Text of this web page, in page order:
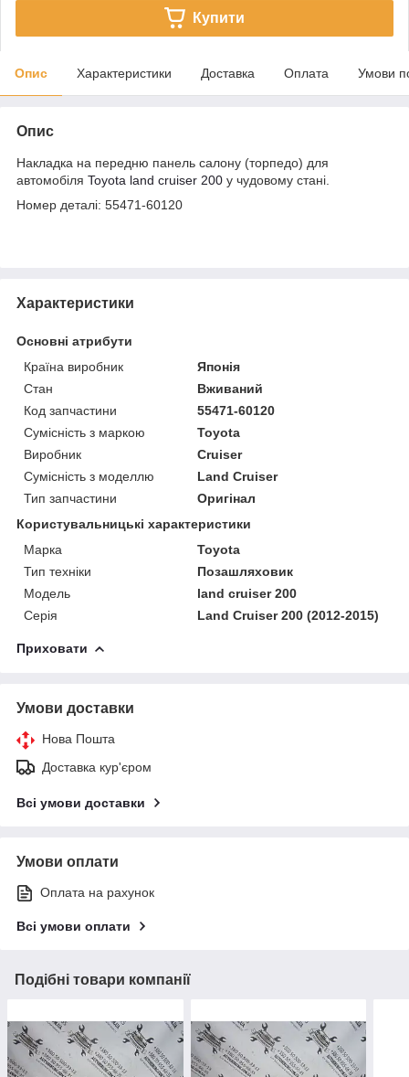
Купити
Опис Характеристики Доставка Оплата Умови
Опис
Накладка на передню панель салону (торпедо) для
автомобіля Toyota land cruiser 200 у чудовому стані.
Номер деталі: 55471-60120
Характеристики
Основні атрибути
Країна виробник
Японія
Стан
Вживаний
Код запчастини
55471-60120
Сумісність з маркою
Toyota
Виробник
Cruiser
Сумісність з моделлю
Land Cruiser
Тип запчастини
Оригінал
Користувальницькі характеристики
Марка
Toyota
Тип техніки
Позашляховик
Модель
land cruiser 200
Серія
Land Cruiser 200 (2012-2015)
Приховати
Умови доставки
Нова Пошта
Доставка кур'єром
Всі умови доставки
Умови оплати
Оплата на рахунок
Всі умови оплати
Подібні товари компанії